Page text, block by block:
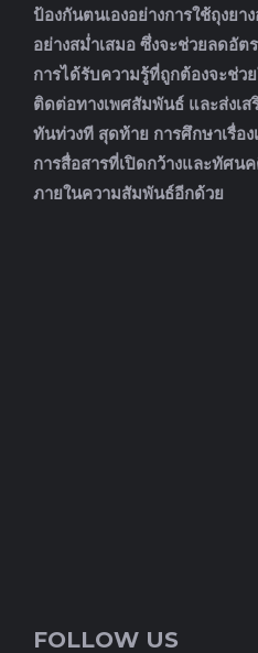
ป้องกันตนเองอย่างการใช้ถุงย
อย่างสม่ำเสมอ ซึ่งจะช่วยลดอั
การได้รับความรู้ที่ถูกต้องจะช่ว
ติดต่อทางเพศสัมพันธ์ และส่งเส
ทันท่วงที สุดท้าย การศึกษาเรื่อ
การสื่อสารที่เปิดกว้างและทัศน
ภายในความสัมพันธ์อีกด้วย
FOLLOW US